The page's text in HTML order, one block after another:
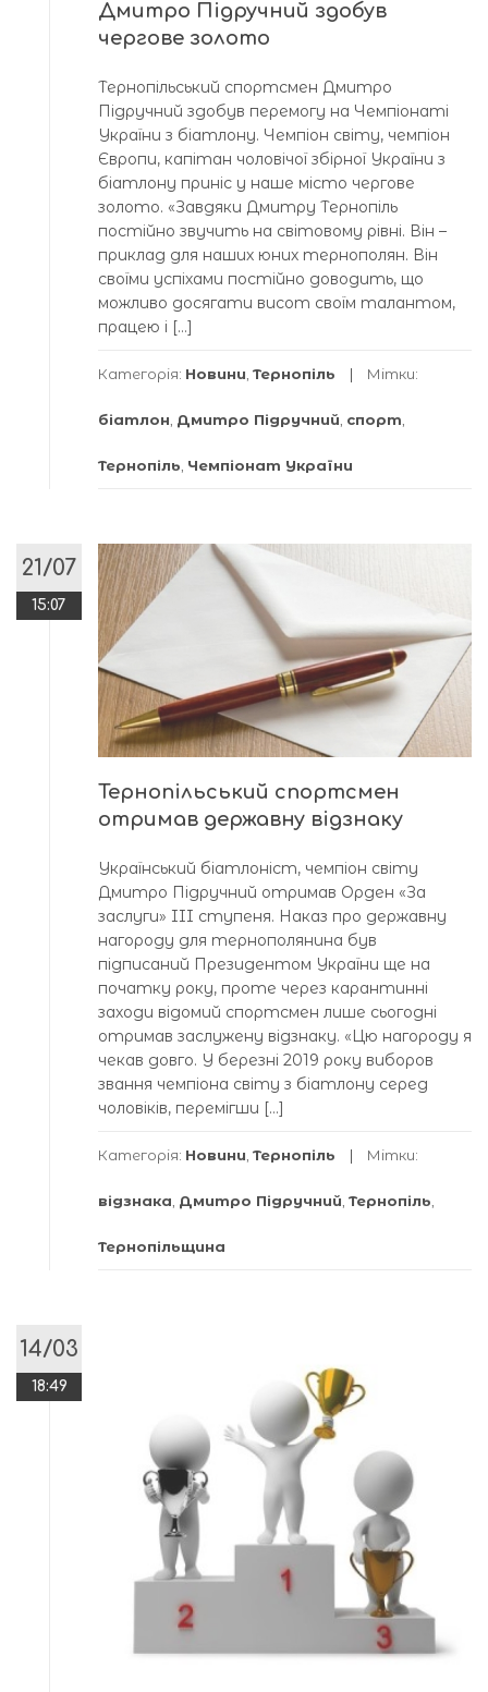
Дмитро Підручний здобув
чергове золото
Тернопільський спортсмен Дмитро
Підручний здобув перемогу на Чемпіонаті
України з біатлону. Чемпіон світу, чемпіон
Європи, капітан чоловічої збірної України з
біатлону приніс у наше місто чергове
золото. «Завдяки Дмитру Тернопіль
постійно звучить на світовому рівні. Він –
приклад для наших юних тернополян. Він
своїми успіхами постійно доводить, що
можливо досягати висот своїм талантом,
працею і […]
Категорія: Новини, Тернопіль Мітки:
біатлон, Дмитро Підручний, спорт,
Тернопіль, Чемпіонат України
21/07
15:07
Тернопільський спортсмен
отримав державну відзнаку
Український біатлоніст, чемпіон світу
Дмитро Підручний отримав Орден «За
заслуги» III ступеня. Наказ про державну
нагороду для тернополянина був
підписаний Президентом України ще на
початку року, проте через карантинні
заходи відомий спортсмен лише сьогодні
отримав заслужену відзнаку. «Цю нагороду я
чекав довго. У березні 2019 року виборов
звання чемпіона світу з біатлону серед
чоловіків, перемігши […]
Категорія: Новини, Тернопіль Мітки:
відзнака, Дмитро Підручний, Тернопіль,
Тернопільщина
14/03
18:49